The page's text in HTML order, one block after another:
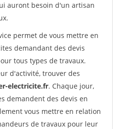
auront besoin d'un artisan
permet de vous mettre en
demandant des devis
tous types de travaux.
d'activité, trouver des
electricite.fr. Chaque jour,
demandent des devis en
vous mettre en relation
de travaux pour leur